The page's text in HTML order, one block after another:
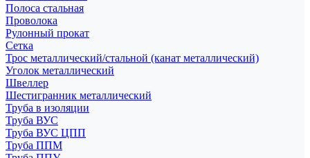
Полоса стальная
Проволока
Рулонный прокат
Сетка
Трос металлический/стальной (канат металлический)
Уголок металлический
Швеллер
Шестигранник металлический
Труба в изоляции
Труба ВУС
Труба ВУС ЦПП
Труба ППМ